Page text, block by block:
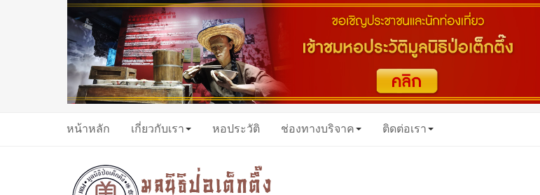
หน้าหลัก เกี่ยวกับเรา หอประวัติ ช่องทางบริจาค ติดต่อเรา